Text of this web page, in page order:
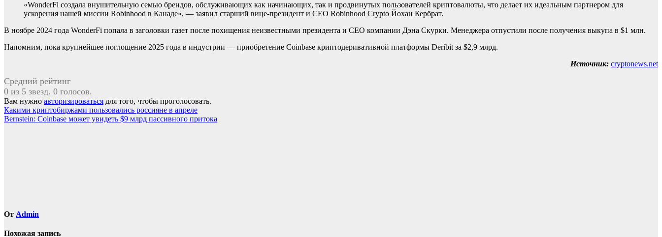
«WonderFi создала внушительную семью брендов, обслуживающих как начинающих, так и продвинутых пользователей криптовалюты, что делает их идеальным партнером для
ускорения нашей миссии Robinhood в Канаде», — заявил старший вице-президент и CEO Robinhood Crypto Йохан Кербрат.
В ноябре 2024 года WonderFi попала в заголовки газет после похищения неизвестными президента и CEO компании Дэна Скурки. Менеджера отпустили после получения выкупа в $1 млн.
Напомним, пока крупнейшее поглощение 2025 года в индустрии — приобретение Coinbase криптодеривативной платформы Deribit за $2,9 млрд.
Источник: cryptonews.net
Средний рейтинг
0 из 5 звезд. 0 голосов.
Вам нужно авторизироваться для того, чтобы проголосовать.
Навигация
по
Какими криптобиржами пользовались россияне в апреле
Bernstein: Coinbase может увидеть $9 млрд пассивного притока
От Admin
Похожая запись